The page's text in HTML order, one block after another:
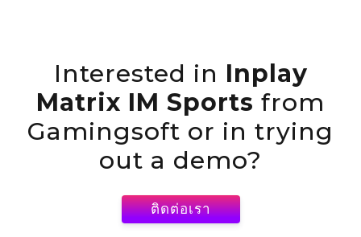
Interested in Inplay
Matrix IM Sports from
Gamingsoft or in trying
out a demo?
ติดต่อเรา